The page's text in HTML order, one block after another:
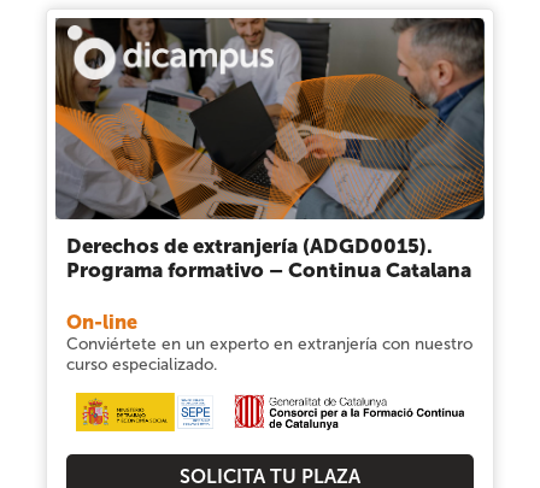
Derechos de extranjería (ADGD0015).
Programa formativo – Continua Catalana
On-line
Conviértete en un experto en extranjería con nuestro
curso especializado.
SOLICITA TU PLAZA